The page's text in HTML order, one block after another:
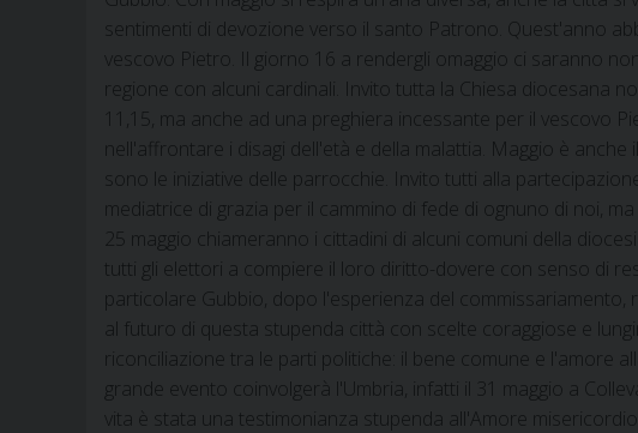
sentimenti di devozione verso il santo Patrono. Quest'anno
vescovo Pietro. Il giorno 16 a rendergli omaggio ci saranno
regione con alcuni cardinali. Invito tutta la Chiesa diocesana
11,15, ma anche ad una preghiera incessante per il vescovo
nell'affrontare i disagi dell'età e della malattia. Maggio è
sono le iniziative delle parrocchie. Invito tutti alla
mediatrice di grazia per il cammino di fede di ognuno di noi,
25 maggio chiameranno i cittadini di alcuni comuni della
tutti gli elettori a compiere il loro diritto-dovere con senso di
particolare Gubbio, dopo l'esperienza del commissariamento,
al futuro di questa stupenda città con scelte coraggiose e
riconciliazione tra le parti politiche: il bene comune e l'amore
grande evento coinvolgerà l'Umbria, infatti il 31 maggio a
vita è stata una testimonianza stupenda all'Amore